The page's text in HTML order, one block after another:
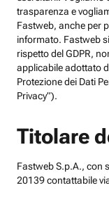
trasparenza e
Fastweb, anche per
informato. Fastweb
rispetto del GDPR,
applicabile adottato
Protezione dei Dati
Privacy”).
Titolare
Fastweb S.p.A., con
20139 contattabile